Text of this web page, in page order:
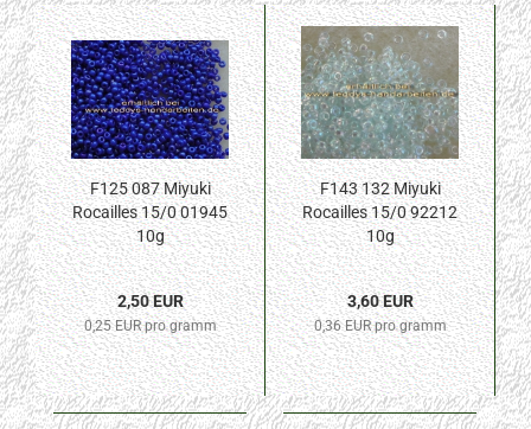
F125 087 Miyuki
Rocailles 15/0 01945
10g
2,50 EUR
0,25 EUR pro gramm
F143 132 Miyuki
Rocailles 15/0 92212
10g
3,60 EUR
0,36 EUR pro gramm